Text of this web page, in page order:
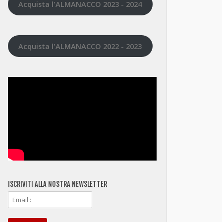
Acquista l'ALMANACCO 2023 - 2024
Acquista l'ALMANACCO 2022 - 2023
ISCRIVITI ALLA NOSTRA NEWSLETTER